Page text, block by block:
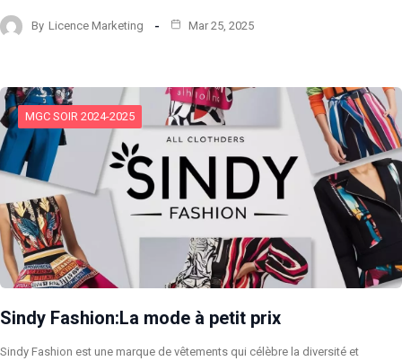
By Licence Marketing Mar 25, 2025
MGC SOIR 2024-2025
Sindy Fashion:La mode à petit prix
Sindy Fashion est une marque de vêtements qui célèbre la diversité et